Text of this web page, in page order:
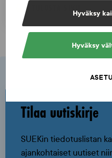
Hyväksy
Hyväksy
Tilaa uutiskirje
SUEKin tiedotuslistan
ajankohtaiset uutiset